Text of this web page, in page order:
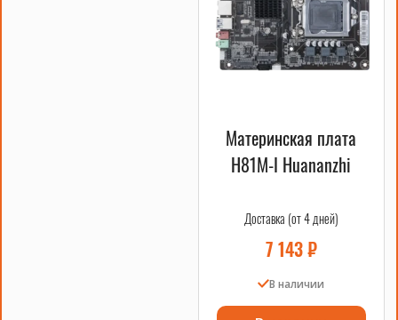
Материнская плата
H81M-I Huananzhi
Доставка (от 4 дней)
7 143₽
В наличии